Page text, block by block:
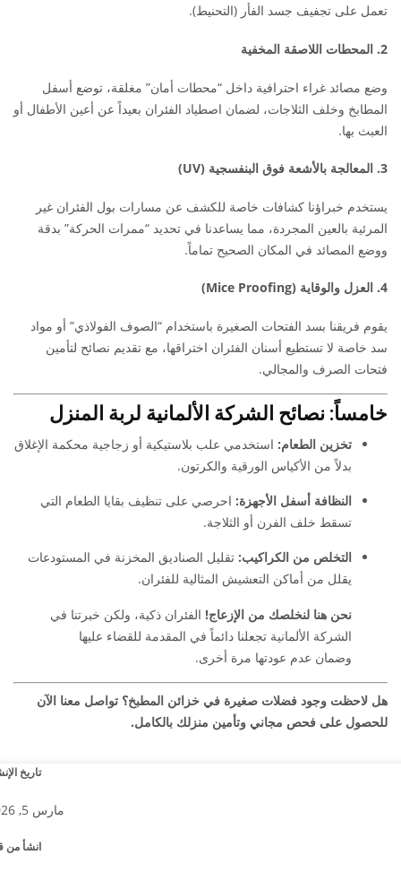
تعمل على تجفيف جسد الفأر (التحنيط).
2. المحطات اللاصقة المخفية
وضع مصائد غراء احترافية داخل “محطات أمان” مغلقة، توضع أسفل
المطابخ وخلف الثلاجات، لضمان اصطياد الفئران بعيداً عن أعين الأطفال أو
العبث بها.
3. المعالجة بالأشعة فوق البنفسجية (UV)
يستخدم خبراؤنا كشافات خاصة للكشف عن مسارات بول الفئران غير
المرئية بالعين المجردة، مما يساعدنا في تحديد “ممرات الحركة” بدقة
ووضع المصائد في المكان الصحيح تماماً.
4. العزل والوقاية (Mice Proofing)
يقوم فريقنا بسد الفتحات الصغيرة باستخدام “الصوف الفولاذي” أو مواد
سد خاصة لا تستطيع أسنان الفئران اختراقها، مع تقديم نصائح لتأمين
فتحات الصرف والمجالي.
خامساً: نصائح الشركة الألمانية لربة المنزل
تخزين الطعام: استخدمي علب بلاستيكية أو زجاجية محكمة الإغلاق
بدلاً من الأكياس الورقية والكرتون.
النظافة أسفل الأجهزة: احرصي على تنظيف بقايا الطعام التي
تسقط خلف الفرن أو الثلاجة.
التخلص من الكراكيب: تقليل الصناديق المخزنة في المستودعات
يقلل من أماكن التعشيش المثالية للفئران.
نحن هنا لنخلصك من الإزعاج! الفئران ذكية، ولكن خبرتنا في
الشركة الألمانية تجعلنا دائماً في المقدمة للقضاء عليها
وضمان عدم عودتها مرة أخرى.
هل لاحظت وجود فضلات صغيرة في خزائن المطبخ؟ تواصل معنا الآن
للحصول على فحص مجاني وتأمين منزلك بالكامل.
تاريخ
مارس 5, 2026
انشأ من